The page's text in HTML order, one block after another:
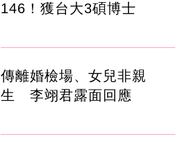
146！獲台大3碩博士
傳離婚檢場、女兒非親
生 李翊君露面回應